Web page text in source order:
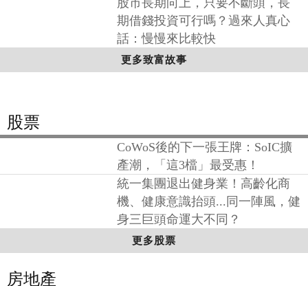
為什麼大部分的人都在第3層？
股市長期向上，只要不斷頭，長
期借錢投資可行嗎？過來人真心
話：慢慢來比較快
CoWoS後的下一張王牌：SoIC擴
產潮，「這3檔」最受惠！
統一集團退出健身業！高齡化商
機、健康意識抬頭...同一陣風，健
身三巨頭命運大不同？